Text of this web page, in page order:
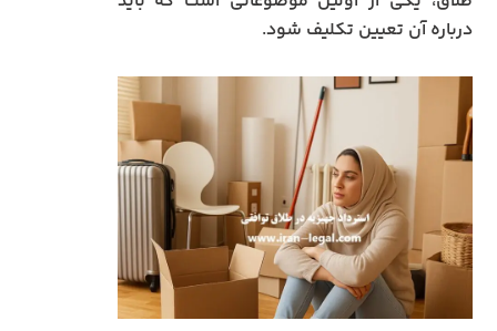
درباره آن تعیین تکلیف شود.